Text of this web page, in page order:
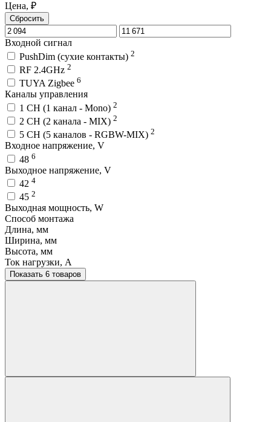
Цена, ₽
Сбросить
Входной сигнал
PushDim (сухие контакты) 2
RF 2.4GHz 2
TUYA Zigbee 6
Каналы управления
1 CH (1 канал - Mono) 2
2 CH (2 канала - MIX) 2
5 CH (5 каналов - RGBW-MIX) 2
Входное напряжение, V
48 6
Выходное напряжение, V
42 4
45 2
Выходная мощность, W
Способ монтажа
Длина, мм
Ширина, мм
Высота, мм
Ток нагрузки, A
Показать 6 товаров